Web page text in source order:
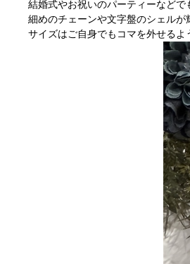
結婚式やお祝いのパーティーなどで
細めのチェーンや文字盤のシェルが
サイズはご自身でもコマを外せるよ